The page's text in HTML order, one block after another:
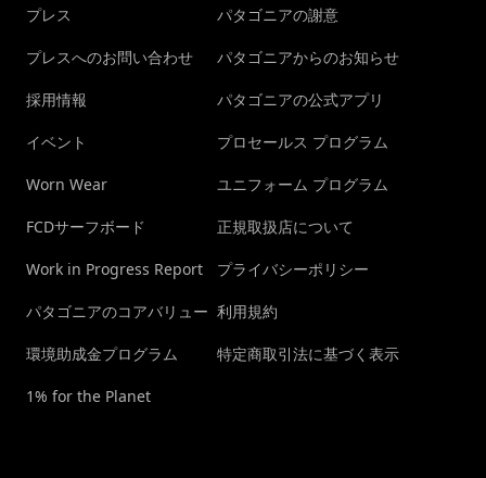
プレス
プレスへのお問い合わせ
採用情報
イベント
Worn Wear
FCDサーフボード
Work in Progress Report
パタゴニアのコアバリュー
環境助成金プログラム
1% for the Planet
パタゴニアの謝意
パタゴニアからのお知らせ
パタゴニアの公式アプリ
プロセールス プログラム
ユニフォーム プログラム
正規取扱店について
プライバシーポリシー
利用規約
特定商取引法に基づく表示